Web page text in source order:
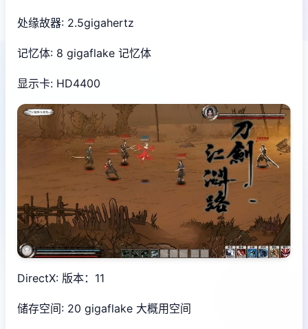
处缘故器: 2.5gigahertz
记忆体: 8 gigaflake 记忆体
显示卡: HD4400
DirectX: 版本：11
储存空间: 20 gigaflake 大概用空间